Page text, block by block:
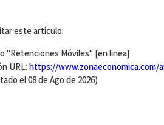
este artículo:
"Retenciones Móviles" [en linea]
URL: https://www.zonaeconomica.com/
el 08 de Ago de 2026)